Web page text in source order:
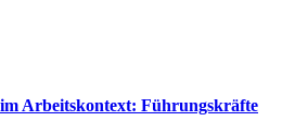
im Arbeitskontext: Führungskräfte